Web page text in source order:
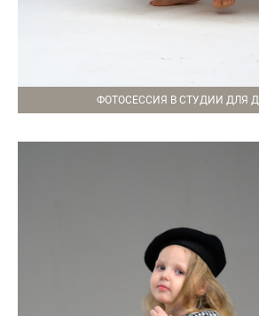
ФОТОСЕССИЯ В СТУДИИ ДЛЯ